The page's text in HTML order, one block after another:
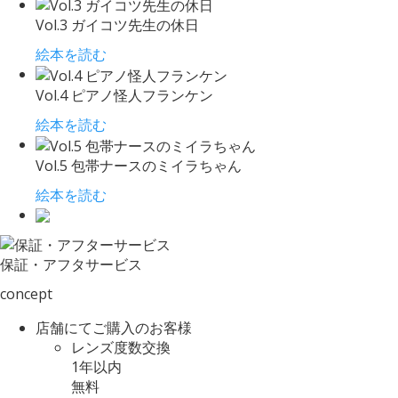
Vol.3 ガイコツ先生の休日
絵本を読む
Vol.4 ピアノ怪人フランケン
絵本を読む
Vol.5 包帯ナースのミイラちゃん
絵本を読む
保証・アフタサービス
concept
店舗にてご購入のお客様
レンズ度数交換
1年以内
無料